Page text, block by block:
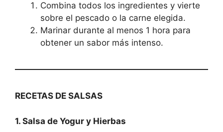
Combina todos los ingredientes y vierte
sobre el pescado o la carne elegida.
Marinar durante al menos 1 hora para
obtener un sabor más intenso.
RECETAS DE SALSAS
1. Salsa de Yogur y Hierbas